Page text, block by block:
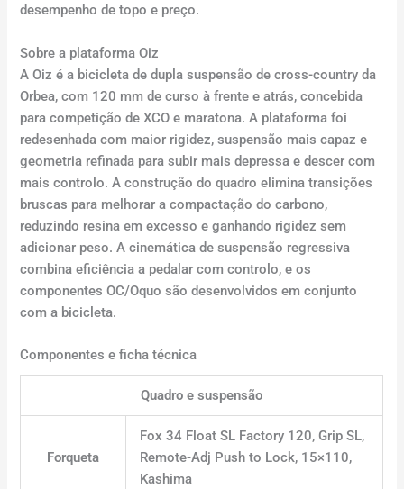
desempenho de topo e preço.
Sobre a plataforma Oiz
A Oiz é a bicicleta de dupla suspensão de cross-country da
Orbea, com 120 mm de curso à frente e atrás, concebida
para competição de XCO e maratona. A plataforma foi
redesenhada com maior rigidez, suspensão mais capaz e
geometria refinada para subir mais depressa e descer com
mais controlo. A construção do quadro elimina transições
bruscas para melhorar a compactação do carbono,
reduzindo resina em excesso e ganhando rigidez sem
adicionar peso. A cinemática de suspensão regressiva
combina eficiência a pedalar com controlo, e os
componentes OC/Oquo são desenvolvidos em conjunto
com a bicicleta.
Componentes e ficha técnica
Quadro e suspensão
Forqueta
Fox 34 Float SL Factory 120, Grip SL,
Remote-Adj Push to Lock, 15×110,
Kashima